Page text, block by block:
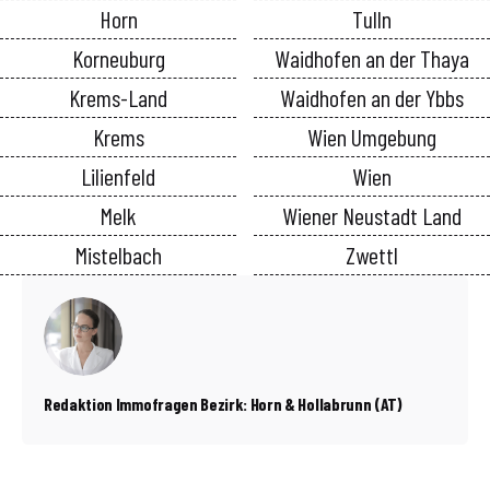
Horn
Korneuburg
Krems-Land
Krems
Lilienfeld
Melk
Mistelbach
Tulln
Waidhofen an der Thaya
Waidhofen an der Ybbs
Wien Umgebung
Wien
Wiener Neustadt Land
Zwettl
Redaktion Immofragen Bezirk: Horn & Hollabrunn (AT)